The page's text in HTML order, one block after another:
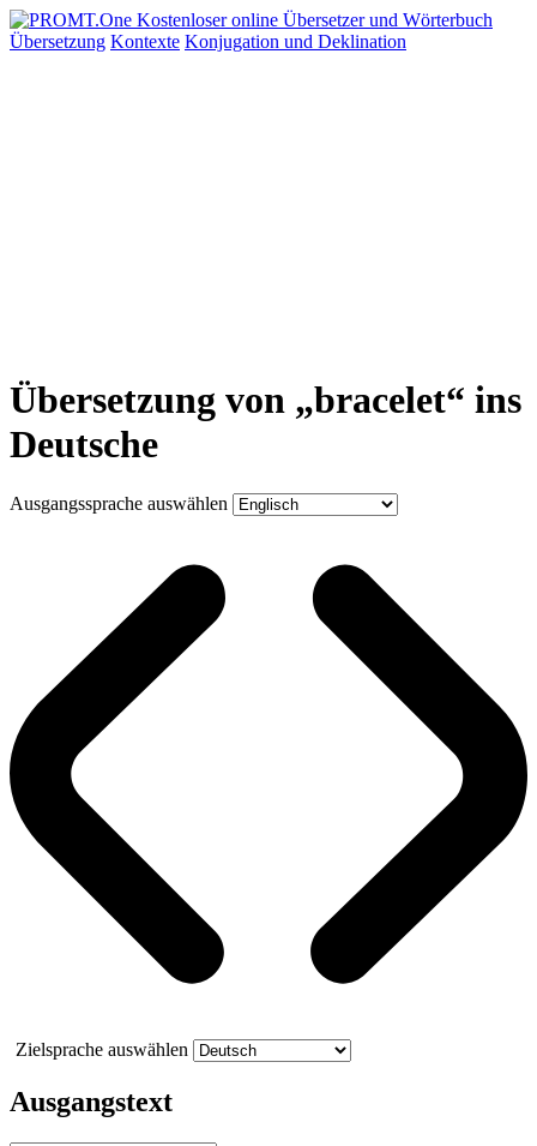
Übersetzung Kontexte Konjugation und Deklination
Übersetzung von „bracelet“ ins
Deutsche
Ausgangssprache auswählen
Zielsprache auswählen
Ausgangstext